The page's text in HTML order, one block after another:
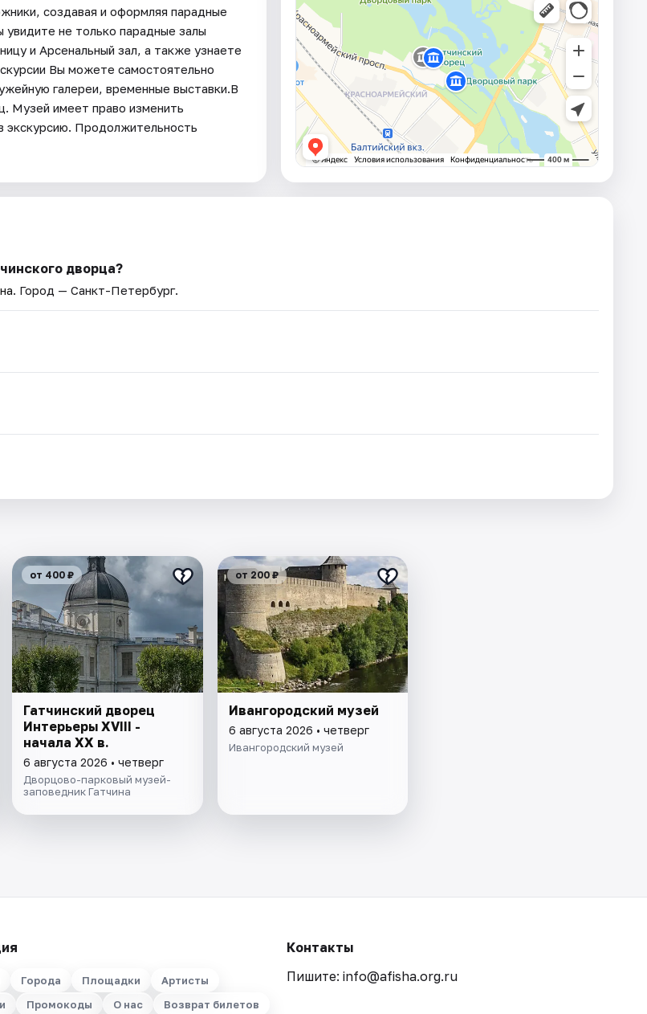
создавая и оформляя парадные
увидите не только парадные залы
и Арсенальный зал, а также узнаете
Вы можете самостоятельно
галереи, временные выставки.В
Музей имеет право изменить
экскурсию. Продолжительность
дворца?
. Город — Санкт-Петербург.
от 400 ₽
Гатчинский дворец
Интерьеры ХVIII -
начала ХХ в.
6 августа 2026 • четверг
Дворцово-парковый музей-
заповедник Гатчина
от 200 ₽
Ивангородский музей
6 августа 2026 • четверг
Ивангородский музей
Города Площадки
Артисты
Промокоды О нас Возврат билетов
Контакты
Пишите: info@afisha.org.ru